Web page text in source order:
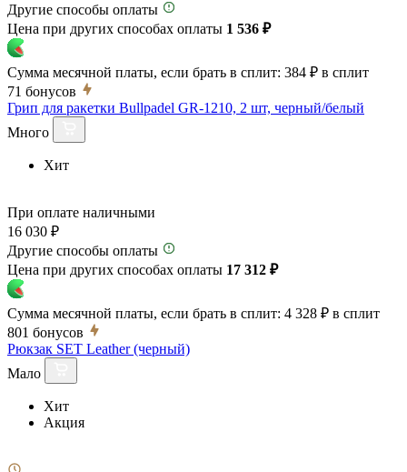
Другие способы оплаты
Цена при других способах оплаты 1 536 ₽
Сумма месячной платы, если брать в сплит: 384 ₽ в сплит
71 бонусов
Грип для ракетки Bullpadel GR-1210, 2 шт, черный/белый
Много
Хит
При оплате наличными
16 030 ₽
Другие способы оплаты
Цена при других способах оплаты 17 312 ₽
Сумма месячной платы, если брать в сплит: 4 328 ₽ в сплит
801 бонусов
Рюкзак SET Leather (черный)
Мало
Хит
Акция